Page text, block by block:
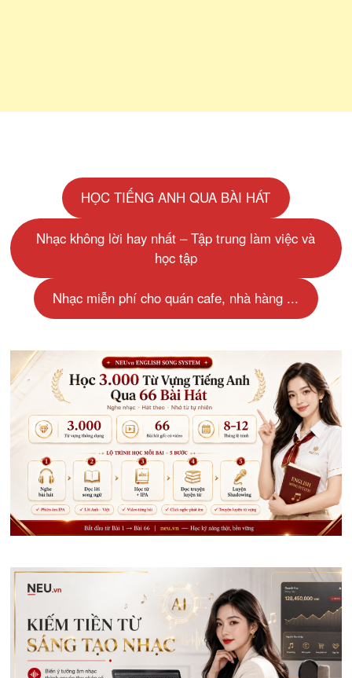
HỌC TIẾNG ANH QUA BÀI HÁT
Nhạc không lời hay nhất – Tập trung làm việc và
học tập
Nhạc miễn phí cho quán cafe, nhà hàng ...